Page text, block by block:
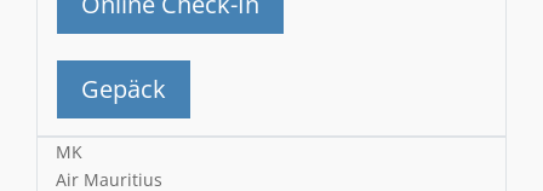
Gepäck
MK
Air Mauritius